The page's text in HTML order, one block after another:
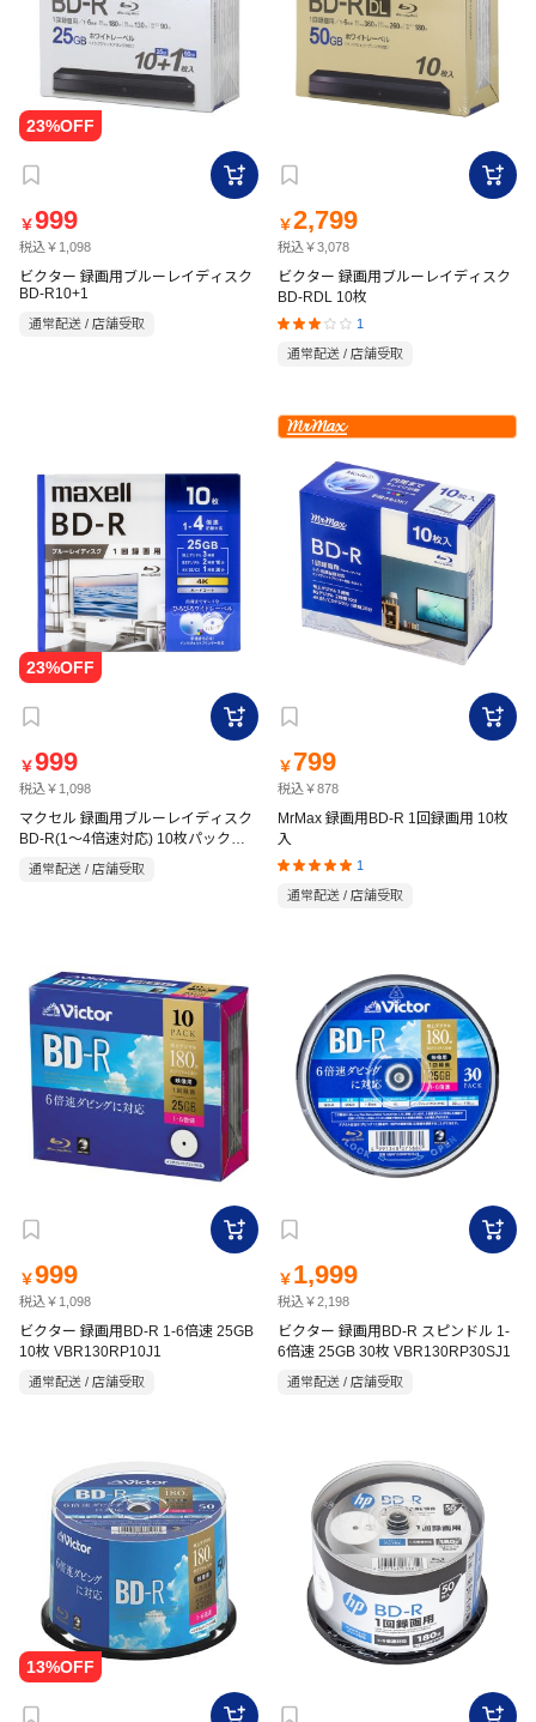
￥999
税込￥1,098
ビクター 録画用ブルーレイディスク
BD-R10+1
通常配送 / 店舗受取
￥2,799
税込￥3,078
ビクター 録画用ブルーレイディスク
BD-RDL 10枚
1
通常配送 / 店舗受取
￥999
税込￥1,098
マクセル 録画用ブルーレイディスク
BD-R(1～4倍速対応) 10枚パック
通常配送 / 店舗受取
￥ 799
税込￥878
MrMax 録画用BD-R 1回録画用 10枚
入
1
通常配送 / 店舗受取
￥999
税込￥1,098
ビクター 録画用BD-R 1-6倍速 25GB
10枚 VBR130RP10J1
通常配送 / 店舗受取
￥ 1,999
税込￥2,198
ビクター 録画用BD-R スピンドル 1-
6倍速 25GB 30枚 VBR130RP30SJ1
通常配送 / 店舗受取